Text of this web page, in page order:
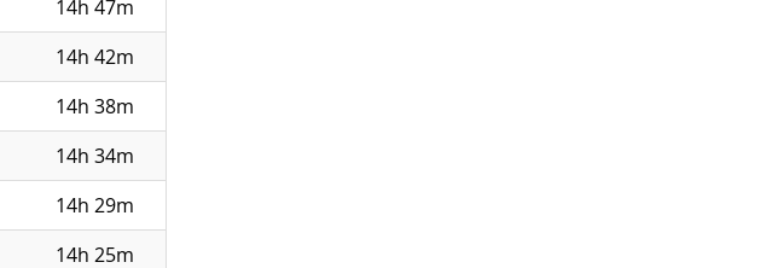
14h 47m
14h 42m
14h 38m
14h 34m
14h 29m
14h 25m